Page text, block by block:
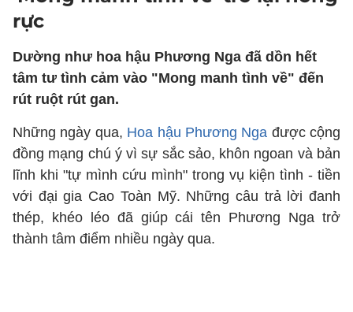
rực
Dường như hoa hậu Phương Nga đã dồn hết
tâm tư tình cảm vào "Mong manh tình về" đến
rút ruột rút gan.
Những ngày qua, Hoa hậu Phương Nga được cộng
đồng mạng chú ý vì sự sắc sảo, khôn ngoan và bản
lĩnh khi "tự mình cứu mình" trong vụ kiện tình - tiền
với đại gia Cao Toàn Mỹ. Những câu trả lời đanh
thép, khéo léo đã giúp cái tên Phương Nga trở
thành tâm điểm nhiều ngày qua.